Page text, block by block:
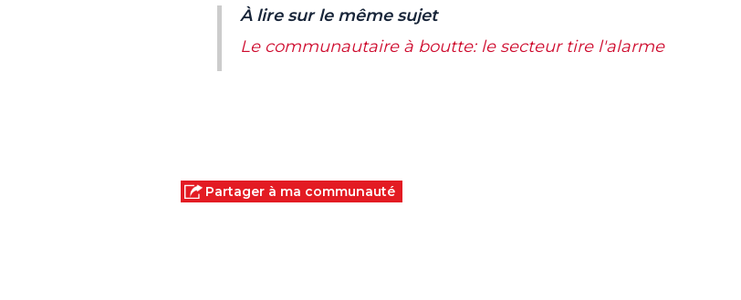
À lire sur le même sujet
Le communautaire à boutte: le secteur tire l'alarme
Partager à ma communauté